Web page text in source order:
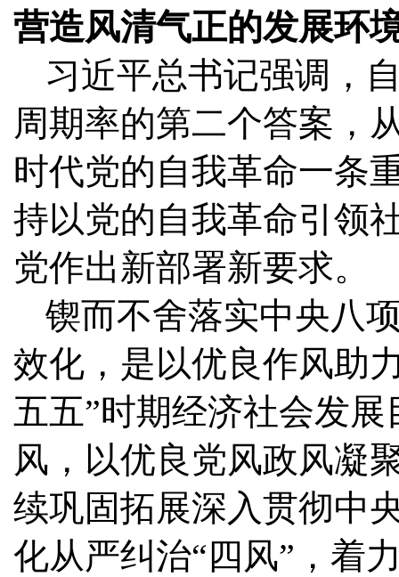
营造风清气正的发展环
习近平总书记强调，
周期率的第二个答案，
时代党的自我革命一条
持以党的自我革命引领
党作出新部署新要求。
锲而不舍落实中央八
效化，是以优良作风助
五五”时期经济社会发
风，以优良党风政风凝
续巩固拓展深入贯彻中
化从严纠治“四风”，着